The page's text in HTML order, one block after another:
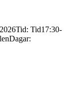
Tid: Tid17:30-
Dagar: